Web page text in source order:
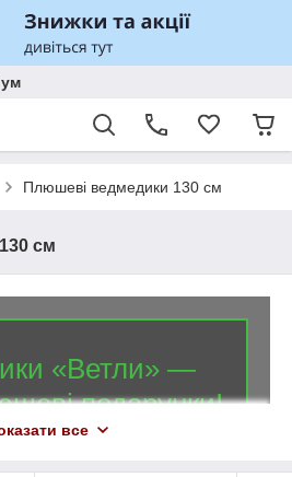
Плюшеві ведмедики 130 см
см
«Ветли» —
подарунки!
все